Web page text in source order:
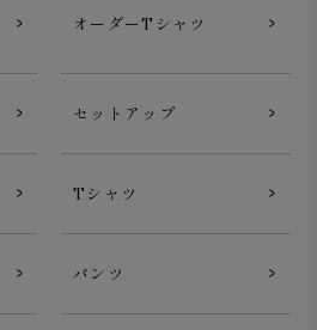
オーダーTシャツ
セットアップ
Tシャツ
パンツ